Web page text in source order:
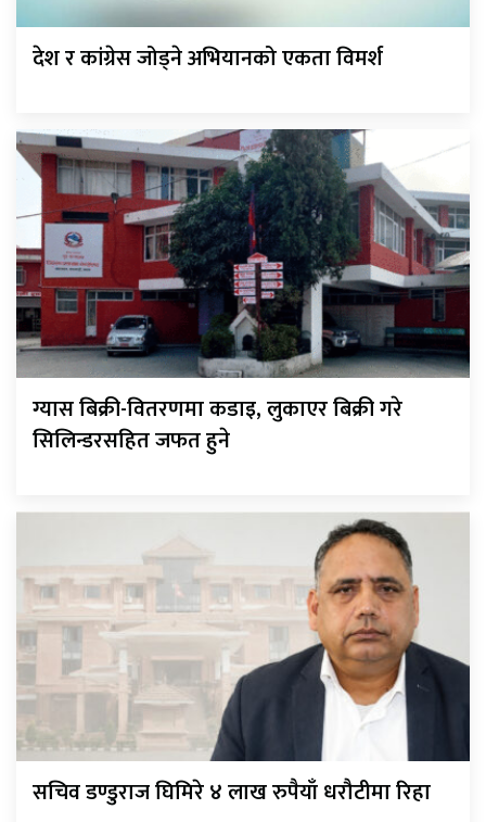
देश र कांग्रेस जोड्ने अभियानको एकता विमर्श
ग्यास बिक्री-वितरणमा कडाइ, लुकाएर बिक्री गरे
सिलिन्डरसहित जफत हुने
सचिव डण्डुराज घिमिरे ४ लाख रुपैयाँ धरौटीमा रिहा